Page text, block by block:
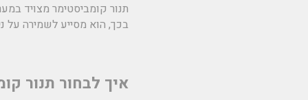
תנור קומביסטימר מצויד
בכך, הוא מסייע לשמירה על
איך לבחור תנור